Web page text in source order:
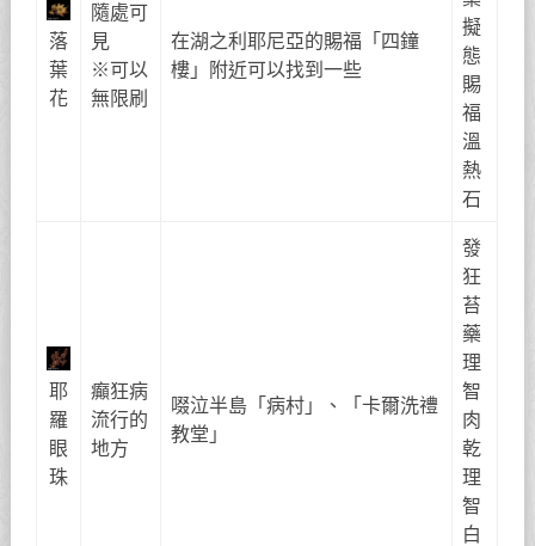
落
葉
花
隨處可
見
※可以
無限刷
在湖之利耶尼亞的賜福「四鐘
樓」附近可以找到一些
擬
態
賜
福
溫
熱
石
耶
羅
眼
珠
癲狂病
流行的
地方
啜泣半島「病村」、「卡爾洗禮
教堂」
發
狂
苔
藥
理
智
肉
乾
理
智
白